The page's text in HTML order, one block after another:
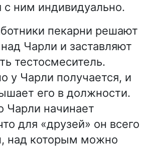
с ним индивидуально.
пекарни решают
Чарли и заставляют
тестосмеситель.
у Чарли получается, и
его в должности.
Чарли начинает
для «друзей» он всего
над которым можно